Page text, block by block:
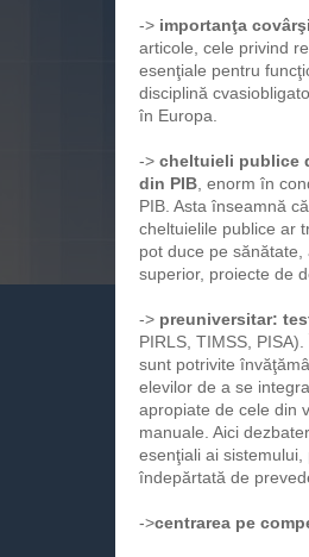
-> importanţa
articole, cele privind
esenţiale pentru
disciplină
în Europa.
-> cheltuieli publice
din PIB , enorm în
PIB. Asta înseamnă
cheltuielile publice ar
pot duce pe
superior, proiecte de
-> preuniversitar:
PIRLS, TIMSS,
sunt potrivite
elevilor de a se
apropiate de cele din
manuale. Aici
esenţiali ai
îndepărtată de
->centrarea pe